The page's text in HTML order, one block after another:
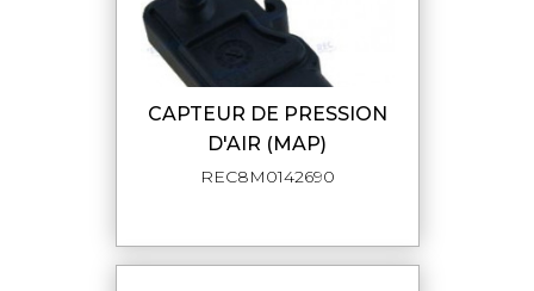
CAPTEUR DE PRESSION
D'AIR (MAP)
REC8M0142690